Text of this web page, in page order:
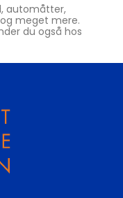
automåtter,
meget mere.
du også hos